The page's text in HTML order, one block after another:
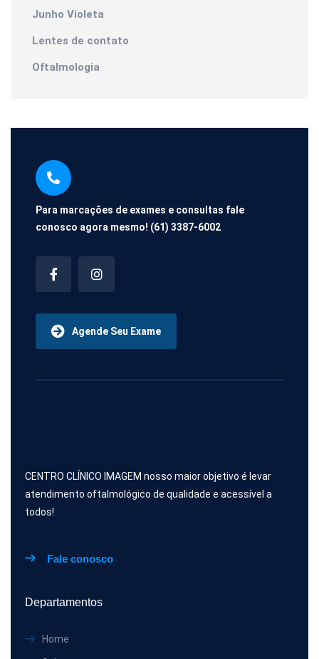
Junho Violeta
Lentes de contato
Oftalmologia
Para marcações de exames e consultas fale
conosco agora mesmo! (61) 3387-6002
Agende Seu Exame
CENTRO CLÍNICO IMAGEM nosso maior objetivo é levar
atendimento oftalmológico de qualidade e acessível a
todos!
Fale conosco
Departamentos
Home